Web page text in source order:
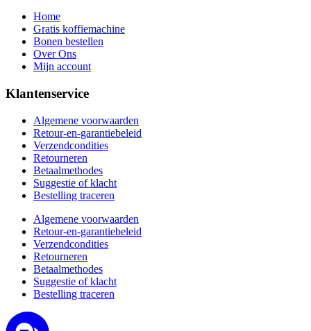
Home
Gratis koffiemachine
Bonen bestellen
Over Ons
Mijn account
Klantenservice
Algemene voorwaarden
Retour-en-garantiebeleid
Verzendcondities
Retourneren
Betaalmethodes
Suggestie of klacht
Bestelling traceren
Algemene voorwaarden
Retour-en-garantiebeleid
Verzendcondities
Retourneren
Betaalmethodes
Suggestie of klacht
Bestelling traceren